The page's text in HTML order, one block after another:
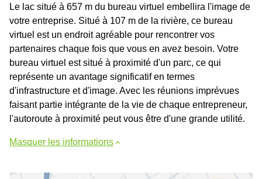
Le lac situé à 657 m du bureau virtuel embellira l'image de
votre entreprise. Situé à 107 m de la rivière, ce bureau
virtuel est un endroit agréable pour rencontrer vos
partenaires chaque fois que vous en avez besoin. Votre
bureau virtuel est situé à proximité d'un parc, ce qui
représente un avantage significatif en termes
d'infrastructure et d'image. Avec les réunions imprévues
faisant partie intégrante de la vie de chaque entrepreneur,
l'autoroute à proximité peut vous être d'une grande utilité.
Masquer les informations